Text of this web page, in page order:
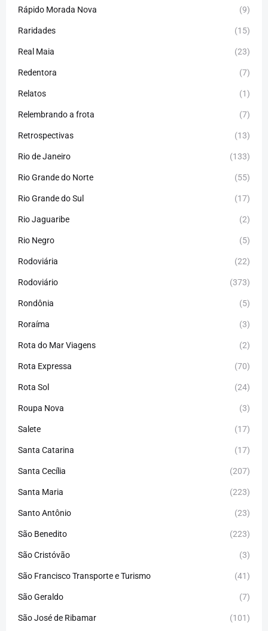
Rápido Morada Nova (9)
Raridades (15)
Real Maia (23)
Redentora (7)
Relatos (1)
Relembrando a frota (7)
Retrospectivas (13)
Rio de Janeiro (133)
Rio Grande do Norte (55)
Rio Grande do Sul (17)
Rio Jaguaribe (2)
Rio Negro (5)
Rodoviária (22)
Rodoviário (373)
Rondônia (5)
Roraíma (3)
Rota do Mar Viagens (2)
Rota Expressa (70)
Rota Sol (24)
Roupa Nova (3)
Salete (17)
Santa Catarina (17)
Santa Cecília (207)
Santa Maria (223)
Santo Antônio (23)
São Benedito (223)
São Cristóvão (3)
São Francisco Transporte e Turismo (41)
São Geraldo (7)
São José de Ribamar (101)